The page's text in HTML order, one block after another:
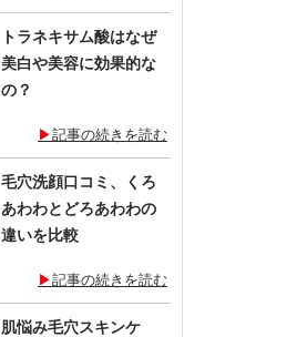
トラネキサム酸はなぜ
美白や美容に効果的な
の？
記事の続きを読む
毛穴洗顔口コミ、くろ
あわわとどろあわわの
違いを比較
記事の続きを読む
肌悩み毛穴スキンケ